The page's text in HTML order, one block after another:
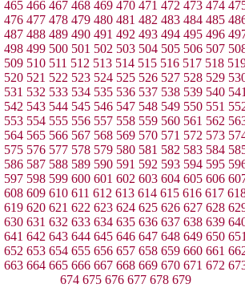
465 466 467 468 469 470 471 472 473 474
476 477 478 479 480 481 482 483 484 485
487 488 489 490 491 492 493 494 495 496
498 499 500 501 502 503 504 505 506 507
509 510 511 512 513 514 515 516 517 518
520 521 522 523 524 525 526 527 528 529
531 532 533 534 535 536 537 538 539 540
542 543 544 545 546 547 548 549 550 551
553 554 555 556 557 558 559 560 561 562
564 565 566 567 568 569 570 571 572 573
575 576 577 578 579 580 581 582 583 584
586 587 588 589 590 591 592 593 594 595
597 598 599 600 601 602 603 604 605 606
608 609 610 611 612 613 614 615 616 617
619 620 621 622 623 624 625 626 627 628
630 631 632 633 634 635 636 637 638 639
641 642 643 644 645 646 647 648 649 650
652 653 654 655 656 657 658 659 660 661
663 664 665 666 667 668 669 670 671 672
674 675 676 677 678 679